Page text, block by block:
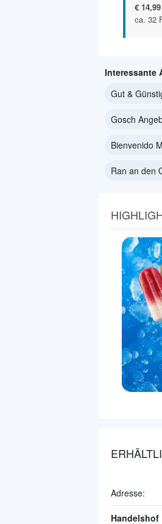
€
ca. 32
Interessante
Gut &
Gosch
Bienvenido
Ran an den
Adresse: